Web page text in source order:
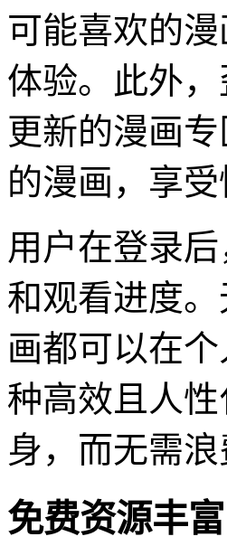
可能喜欢的
体验。此外
更新的漫画
的漫画，享
用户在登录
和观看进度
画都可以在
种高效且人
身，而无需
免费资源丰